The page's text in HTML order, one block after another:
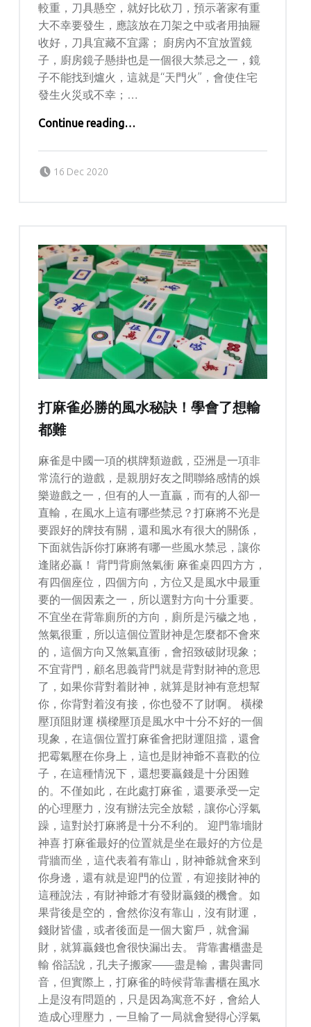
較重，刀具懸空，就好比砍刀，預示著家有重
大不幸要發生，應該放在刀架之中或者用抽屜
收好，刀具宜藏不宜露； 廚房內不宜放置鏡
子，廚房鏡子懸掛也是一個很大禁忌之一，鏡
子不能找到爐火，這就是“天門火”，會使住宅
發生火災或不幸；…
Continue reading“家居風水｜廚房風水禁忌 收服廚房煞氣”
…
16 Dec 2020
打麻雀必勝的風水秘訣！學會了想輸
都難
麻雀是中國一項的棋牌類遊戲，亞洲是一項非
常流行的遊戲，是親朋好友之間聯絡感情的娛
樂遊戲之一，但有的人一直贏，而有的人卻一
直輸，在風水上這有哪些禁忌？打麻將不光是
要跟好的牌技有關，還和風水有很大的關係，
下面就告訴你打麻將有哪一些風水禁忌，讓你
逢賭必贏！ 背門背廁煞氣衝 麻雀桌四四方方，
有四個座位，四個方向，方位又是風水中最重
要的一個因素之一，所以選對方向十分重要。
不宜坐在背靠廁所的方向，廁所是污穢之地，
煞氣很重，所以這個位置財神是怎麼都不會來
的，這個方向又煞氣直衝，會招致破財現象；
不宜背門，顧名思義背門就是背對財神的意思
了，如果你背對着財神，就算是財神有意想幫
你，你背對着沒有接，你也發不了財啊。 橫樑
壓頂阻財運 橫樑壓頂是風水中十分不好的一個
現象，在這個位置打麻雀會把財運阻擋，還會
把霉氣壓在你身上，這也是財神爺不喜歡的位
子，在這種情況下，還想要贏錢是十分困難
的。不僅如此，在此處打麻雀，還要承受一定
的心理壓力，沒有辦法完全放鬆，讓你心浮氣
躁，這對於打麻將是十分不利的。 迎門靠墻財
神喜 打麻雀最好的位置就是坐在最好的方位是
背牆而坐，這代表着有靠山，財神爺就會來到
你身邊，還有就是迎門的位置，有迎接財神的
這種說法，有財神爺才有發財贏錢的機會。如
果背後是空的，會然你沒有靠山，沒有財運，
錢財皆儘，或者後面是一個大窗戶，就會漏
財，就算贏錢也會很快漏出去。 背靠書櫃盡是
輸 俗話說，孔夫子搬家——盡是輸，書與書同
音，但實際上，打麻雀的時候背靠書櫃在風水
上是沒有問題的，只是因為寓意不好，會給人
造成心理壓力，一旦輸了一局就會變得心浮氣